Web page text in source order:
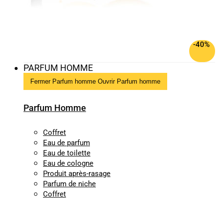
-40%
PARFUM HOMME
Fermer Parfum homme Ouvrir Parfum homme
Parfum Homme
Coffret
Eau de parfum
Eau de toilette
Eau de cologne
Produit après-rasage
Parfum de niche
Coffret